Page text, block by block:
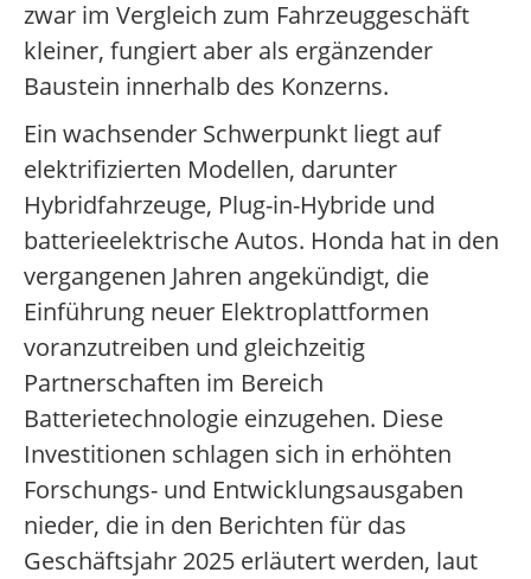
zwar im Vergleich zum Fahrzeuggeschäft
kleiner, fungiert aber als ergänzender
Baustein innerhalb des Konzerns.
Ein wachsender Schwerpunkt liegt auf
elektrifizierten Modellen, darunter
Hybridfahrzeuge, Plug-in-Hybride und
batterieelektrische Autos. Honda hat in den
vergangenen Jahren angekündigt, die
Einführung neuer Elektroplattformen
voranzutreiben und gleichzeitig
Partnerschaften im Bereich
Batterietechnologie einzugehen. Diese
Investitionen schlagen sich in erhöhten
Forschungs- und Entwicklungsausgaben
nieder, die in den Berichten für das
Geschäftsjahr 2025 erläutert werden, laut